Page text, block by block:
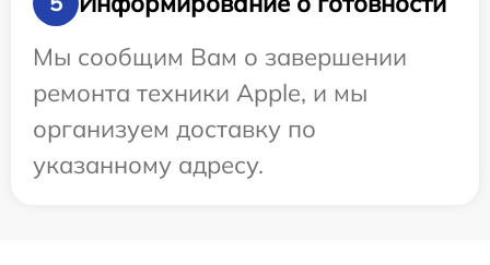
Мы сообщим Вам о завершении
ремонта техники Apple, и мы
организуем доставку по
указанному адресу.